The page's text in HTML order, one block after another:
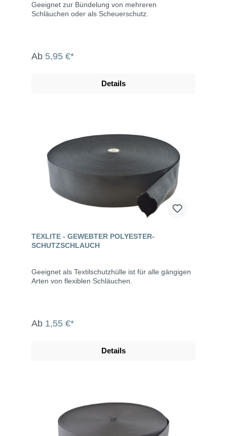
Geeignet zur Bündelung von mehreren
Schläuchen oder als Scheuerschutz.
Ab 5,95 €*
Details
TEXLITE - GEWEBTER POLYESTER-
SCHUTZSCHLAUCH
Geeignet als Textilschutzhülle ist für alle gängigen
Arten von flexiblen Schläuchen.
Ab 1,55 €*
Details